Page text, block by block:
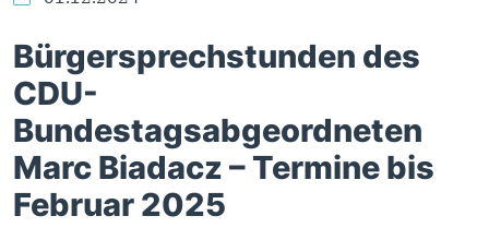
Bürgersprechstunden des
CDU-
Bundestagsabgeordneten
Marc Biadacz – Termine bis
Februar 2025